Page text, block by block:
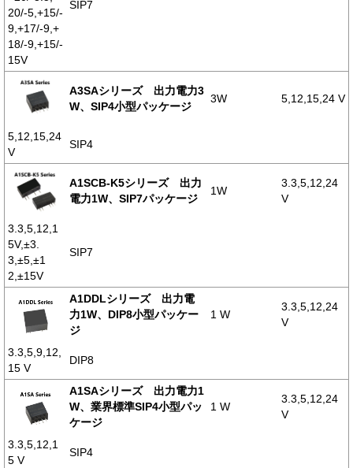
20/-5,+15/-
9,+17/-9,+
18/-9,+15/-
15V
SIP7
A3SAシリーズ 出力電力3
W、SIP4小型パッケージ
3W 5,12,15,24 V
5,12,15,24
V
SIP4
A1SCB-K5シリーズ 出力
電力1W、SIP7パッケージ
1W
3.3,5,12,24
V
3.3,5,12,1
5V,±3.
3,±5,±1
2,±15V
SIP7
A1DDLシリーズ 出力電
力1W、DIP8小型パッケー
ジ
1 W
3.3,5,12,24
V
3.3,5,9,12,
15 V
DIP8
A1SAシリーズ 出力電力1
W、業界標準SIP4小型パッ
ケージ
1 W
3.3,5,12,24
V
3.3,5,12,1
5 V
SIP4